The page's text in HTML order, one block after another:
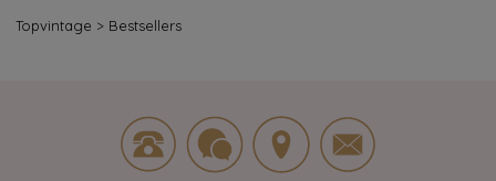
Topvintage > Bestsellers